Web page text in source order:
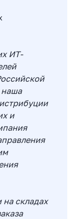
ИТ-
наша
и
складах